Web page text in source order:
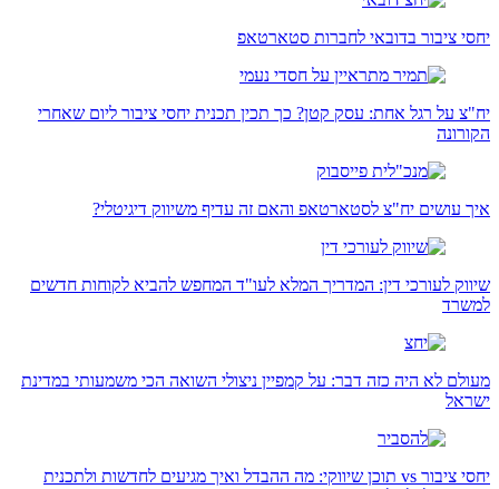
יחסי ציבור בדובאי לחברות סטארטאפ
יח"צ על רגל אחת: עסק קטן? כך תכין תכנית יחסי ציבור ליום שאחרי
הקורונה
איך עושים יח"צ לסטארטאפ והאם זה עדיף משיווק דיגיטלי?
שיווק לעורכי דין: המדריך המלא לעו"ד המחפש להביא לקוחות חדשים
למשרד
מעולם לא היה כזה דבר: על קמפיין ניצולי השואה הכי משמעותי במדינת
ישראל
יחסי ציבור vs תוכן שיווקי: מה ההבדל ואיך מגיעים לחדשות ולתכנית